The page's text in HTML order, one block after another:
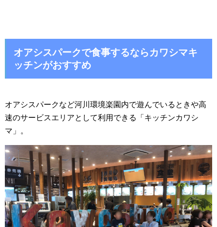
オアシスパークで食事するならカワシマキ
ッチンがおすすめ
オアシスパークなど河川環境楽園内で遊んでいるときや高
速のサービスエリアとして利用できる「キッチンカワシ
マ」。